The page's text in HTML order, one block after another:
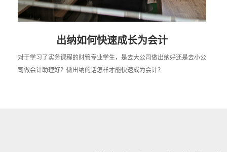
出纳如何快速成长为会计
对于学习了实务课程的财管专业学生，是去大公司做出纳好还是去小公
司做会计助理好？做出纳的话怎样才能快速成为会计？